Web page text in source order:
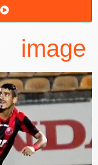
image